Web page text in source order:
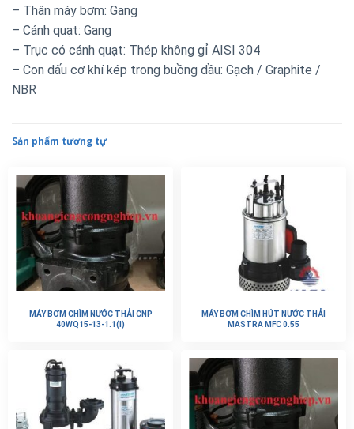
– Thân máy bơm: Gang
– Cánh quạt: Gang
– Trục có cánh quạt: Thép không gỉ AISI 304
– Con dấu cơ khí kép trong buồng dầu: Gạch / Graphite /
NBR
Sản phẩm tương tự
MÁY BƠM CHÌM NƯỚC THẢI CNP
40WQ15-13-1.1(I)
MÁY BƠM CHÌM HÚT NƯỚC THẢI
MASTRA MFC 0.55